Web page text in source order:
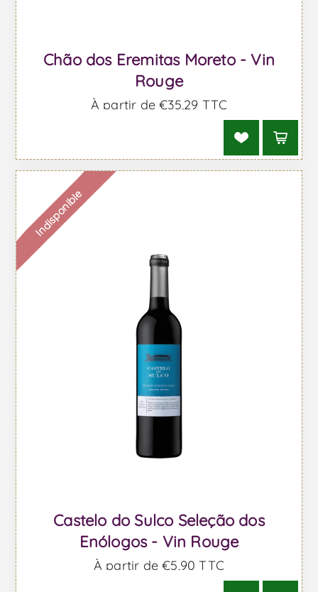
Chão dos Eremitas Moreto - Vin
Rouge
À partir de €35,29 TTC
Indisponible
Castelo do Sulco Seleção dos
Enólogos - Vin Rouge
À partir de €5,90 TTC